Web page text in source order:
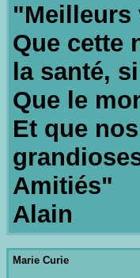
"Meilleurs
Que cette
la santé,
Que le
Et que
Amitiés"
Alain
Marie Curie